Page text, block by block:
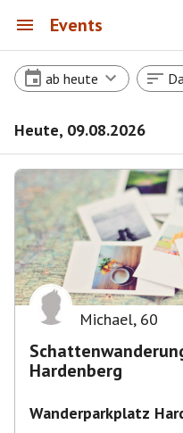
Events
ab heute
Heute, 09.08.2026
Michael, 60
Hardenberg
Wanderparkplatz